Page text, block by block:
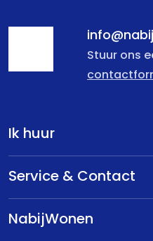
Stuur ons
Ik huur
Service & Contact
NabijWonen